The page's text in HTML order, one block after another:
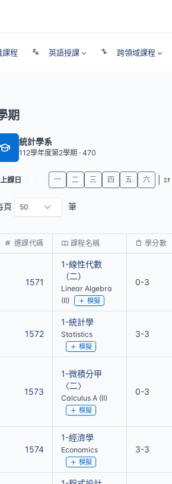
課程 英語授課 跨領域課程
期
統計學系
112學年度第2學期 · 470
上課日 一 二 三 四 五 六
頁 筆
選課代碼 課程名稱 學分數
1571
1-線性代數
（二）
Linear Algebra
(II)
模擬
0-3
1572
1-統計學
Statistics
模擬
3-3
1573
1-微積分甲
〈二〉
Calculus A (II)
模擬
0-3
1574
1-經濟學
Economics
模擬
3-3